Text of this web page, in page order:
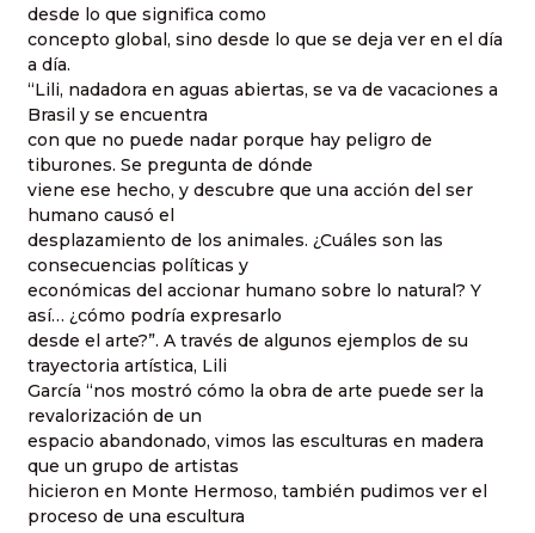
desde lo que significa como
concepto global, sino desde lo que se deja ver en el día
a día.
“Lili, nadadora en aguas abiertas, se va de vacaciones a
Brasil y se encuentra
con que no puede nadar porque hay peligro de
tiburones. Se pregunta de dónde
viene ese hecho, y descubre que una acción del ser
humano causó el
desplazamiento de los animales. ¿Cuáles son las
consecuencias políticas y
económicas del accionar humano sobre lo natural? Y
así… ¿cómo podría expresarlo
desde el arte?”. A través de algunos ejemplos de su
trayectoria artística, Lili
García “nos mostró cómo la obra de arte puede ser la
revalorización de un
espacio abandonado, vimos las esculturas en madera
que un grupo de artistas
hicieron en Monte Hermoso, también pudimos ver el
proceso de una escultura